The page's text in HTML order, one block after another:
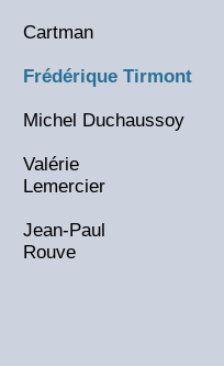
Cartman
Frédérique Tirmont
Michel Duchaussoy
Valérie
Lemercier
Jean-Paul
Rouve